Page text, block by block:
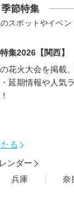
季節特集
スポットやイベン
集2026【関西】
花火大会を掲載
延期情報や人気
る
ンダー
兵庫 奈